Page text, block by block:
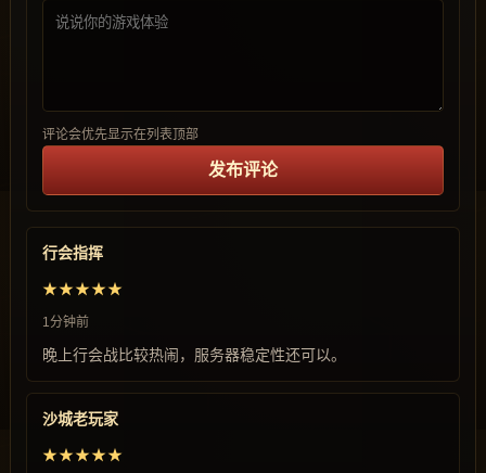
评论会优先显示在列表顶部
发布评论
行会指挥
★★★★★
1分钟前
晚上行会战比较热闹，服务器稳定性还可以。
沙城老玩家
★★★★★